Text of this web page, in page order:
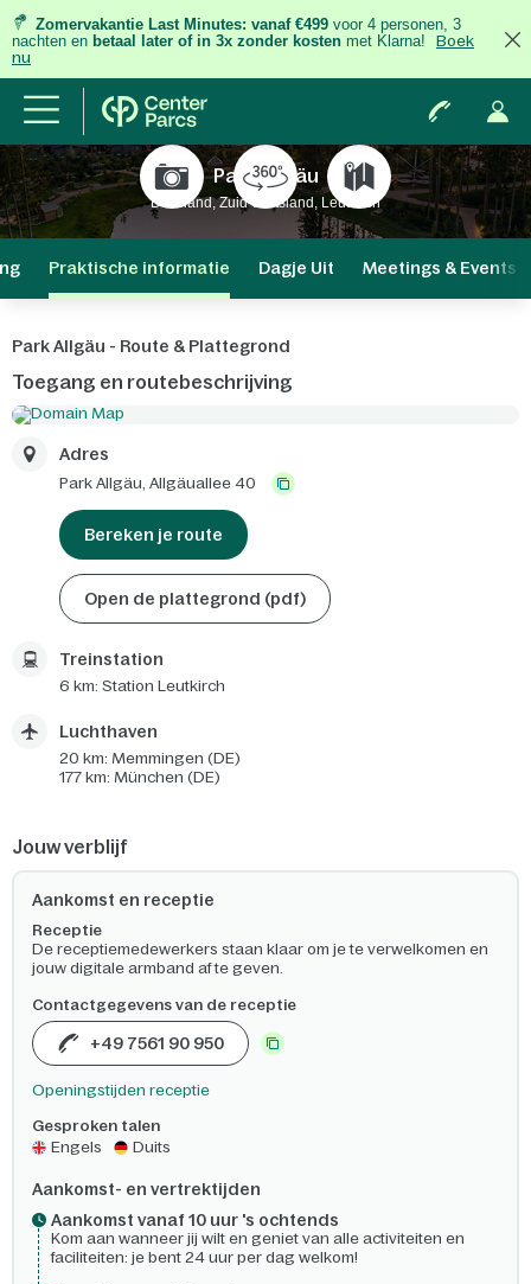
Zomervakantie Last Minutes: vanaf €499 voor 4 personen, 3
nachten en betaal later of in 3x zonder kosten met Klarna!
Boek
nu
Park Allgäu
Duitsland, Zuid-Duitsland, Leutkirch
Praktische informatie Dagje Uit Meetings & Events
Park Allgäu - Route & Plattegrond
Toegang en routebeschrijving
Adres
Park Allgäu, Allgäuallee 40
Bereken je route
Open de plattegrond (pdf)
Treinstation
6 km: Station Leutkirch
Luchthaven
20 km: Memmingen (DE)
177 km: München (DE)
Jouw verblijf
Aankomst en receptie
Receptie
De receptiemedewerkers staan klaar om je te verwelkomen en
jouw digitale armband af te geven.
Contactgegevens van de receptie
+49 7561 90 950
Openingstijden receptie
Gesproken talen
Engels
Duits
Aankomst- en vertrektijden
Aankomst vanaf 10 uur 's ochtends
Kom aan wanneer jij wilt en geniet van alle activiteiten en
faciliteiten: je bent 24 uur per dag welkom!